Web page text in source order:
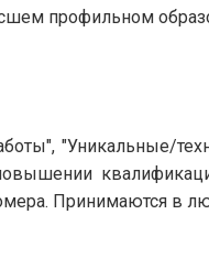
профильном
"Уникальные/
Принимаются в